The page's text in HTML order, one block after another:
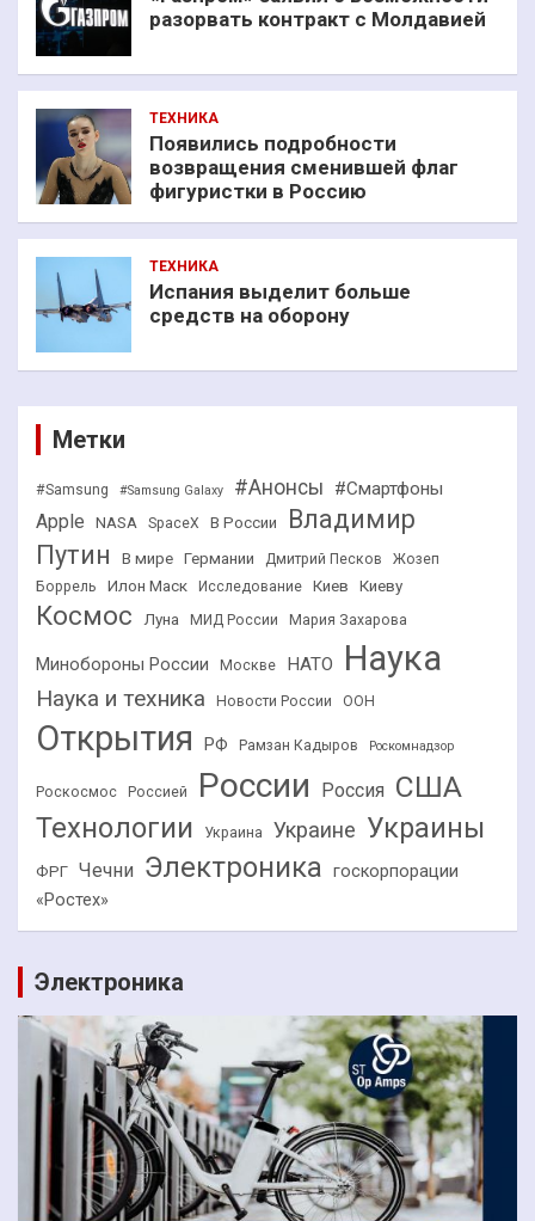
разорвать контракт с Молдавией
ТЕХНИКА
Появились подробности
возвращения сменившей флаг
фигуристки в Россию
ТЕХНИКА
Испания выделит больше
средств на оборону
Метки
#Samsung #Samsung Galaxy #Анонсы #Смартфоны
Apple NASA SpaceX В России
Владимир
Путин
В мире Германии Дмитрий Песков
Жозеп
Боррель
Илон Маск Исследование Киев Киеву
Космос Луна МИД России Мария Захарова
Минобороны России Москве НАТО Наука
Наука и техника Новости России ООН
Открытия РФ Рамзан Кадыров Роскомнадзор
Роскосмос Россией России Россия США
Технологии Украина Украине Украины
ФРГ Чечни Электроника госкорпорации
«Ростех»
Электроника